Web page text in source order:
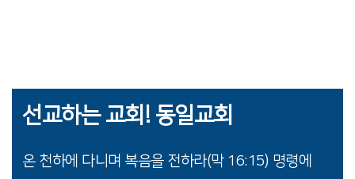
선교하는 교회! 동일교회
온 천하에 다니며 복음을 전하라(막 16:15) 명령에